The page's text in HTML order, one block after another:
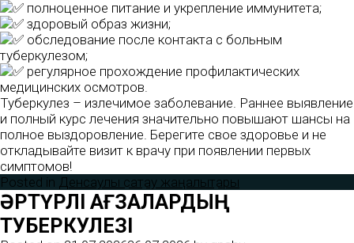
полноценное питание и укрепление иммунитета;
здоровый образ жизни;
обследование после контакта с больным
туберкулезом;
регулярное прохождение профилактических
медицинских осмотров.
Туберкулез – излечимое заболевание. Раннее выявление
и полный курс лечения значительно повышают шансы на
полное выздоровление. Берегите свое здоровье и не
откладывайте визит к врачу при появлении первых
симптомов!
Posted in Денсаулық сақтау жаңалықтары
ӘРТҮРЛІ АҒЗАЛАРДЫҢ
ТУБЕРКУЛЕЗІ